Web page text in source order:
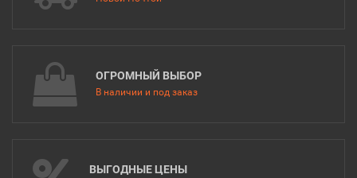
ОГРОМНЫЙ ВЫБОР
В наличии и под заказ
ВЫГОДНЫЕ ЦЕНЫ